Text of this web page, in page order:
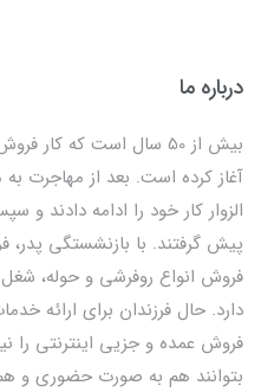
درباره ما
بیش از 50 سال است که
آغاز کرده است. بعد از مهاجرت به
الزوار کار خود را ادامه دادند
پیش گرفتند. با بازنشستگی پدر،
فروش عمده و جزیی اینترنتی را
بتوانند هم به صورت حضوری و